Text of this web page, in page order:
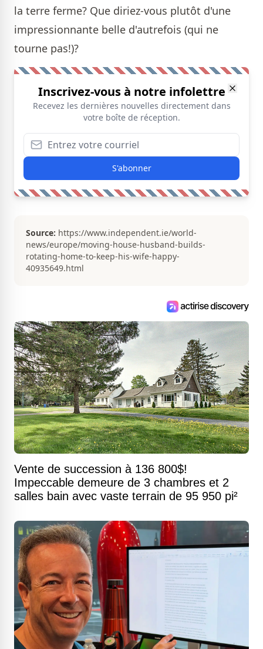
la terre ferme? Que diriez-vous plutôt d'une
impressionnante belle d'autrefois (qui ne
tourne pas!)?
Inscrivez-vous à notre infolettre
Recevez les dernières nouvelles directement dans
votre boîte de réception.
S'abonner
Source: https://www.independent.ie/world-
news/europe/moving-house-husband-builds-
rotating-home-to-keep-his-wife-happy-
40935649.html
Vente de succession à 136 800$!
Impeccable demeure de 3 chambres et 2
salles bain avec vaste terrain de 95 950 pi²